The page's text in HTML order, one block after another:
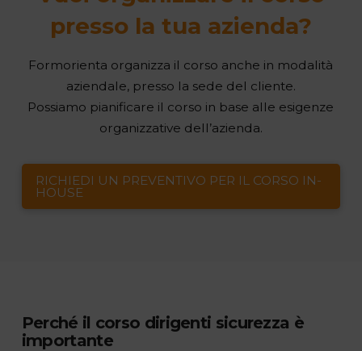
presso la tua azienda?
Formorienta organizza il corso anche in modalità
aziendale, presso la sede del cliente.
Possiamo pianificare il corso in base alle esigenze
organizzative dell’azienda.
RICHIEDI UN PREVENTIVO PER IL CORSO IN-
HOUSE
Perché il corso dirigenti sicurezza è
importante